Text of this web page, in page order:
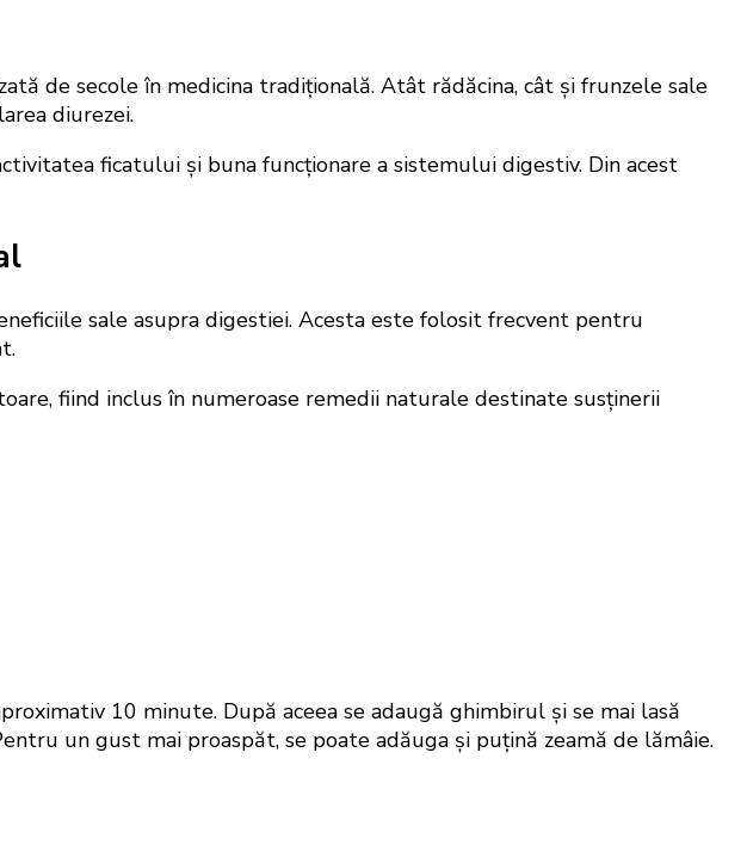
de secole în medicina tradițională. Atât rădăcina, cât și frunzele sale
diurezei.
ficatului și buna funcționare a sistemului digestiv. Din acest
sale asupra digestiei. Acesta este folosit frecvent pentru
fiind inclus în numeroase remedii naturale destinate susținerii
10 minute. După aceea se adaugă ghimbirul și se mai lasă
un gust mai proaspăt, se poate adăuga și puțină zeamă de lămâie.